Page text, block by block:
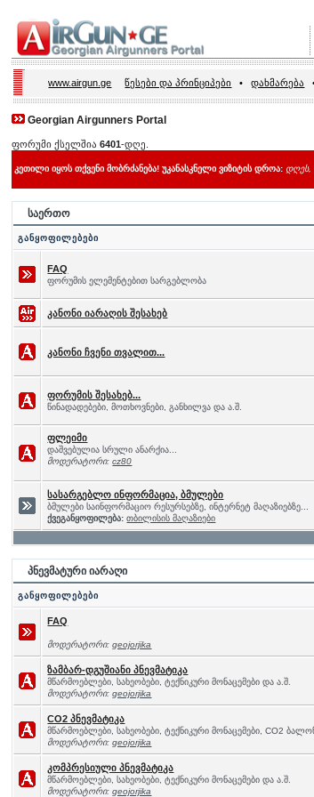
www.airgun.ge წესები და პრინციპები • დახმარება
Georgian Airgunners Portal
ფორუმი ქსელშია6401-დღე.
კეთილი იყოს თქვენი მობრძანება! უკანასკნელი ვიზიტის დროა: დღეს,
საერთო
განყოფილებები
FAQ
ფორუმის ელემენტებით სარგებლობა
კანონი იარაღის შესახებ
კანონი ჩვენი თვალით...
ფორუმის შესახებ...
წინადადებები, მოთხოვნები, განხილვა და ა.შ.
ფლეიმი
დაშვებულია სრული ანარქია...
მოდერატორი:cz80
სასარგებლო ინფორმაცია, ბმულები
ბმულები საინფორმაციო რესურსებზე, ინტერნეტ მაღაზიებზე...
ქვეგანყოფილება: თბილისის მაღაზიები
პნევმატური იარაღი
განყოფილებები
FAQ
მოდერატორი:geojorjika
ზამბარ-დგუშიანი პნევმატიკა
მწარმოებლები, სახეობები, ტექნიკური მონაცემები და ა.შ.
მოდერატორი:geojorjika
CO2 პნევმატიკა
მწარმოებლები, სახეობები, ტექნიკური მონაცემები, CO2
მოდერატორი:geojorjika
კომპრესიული პნევმატიკა
მწარმოებლები, სახეობები, ტექნიკური მონაცემები და ა.შ.
მოდერატორი:geojorjika